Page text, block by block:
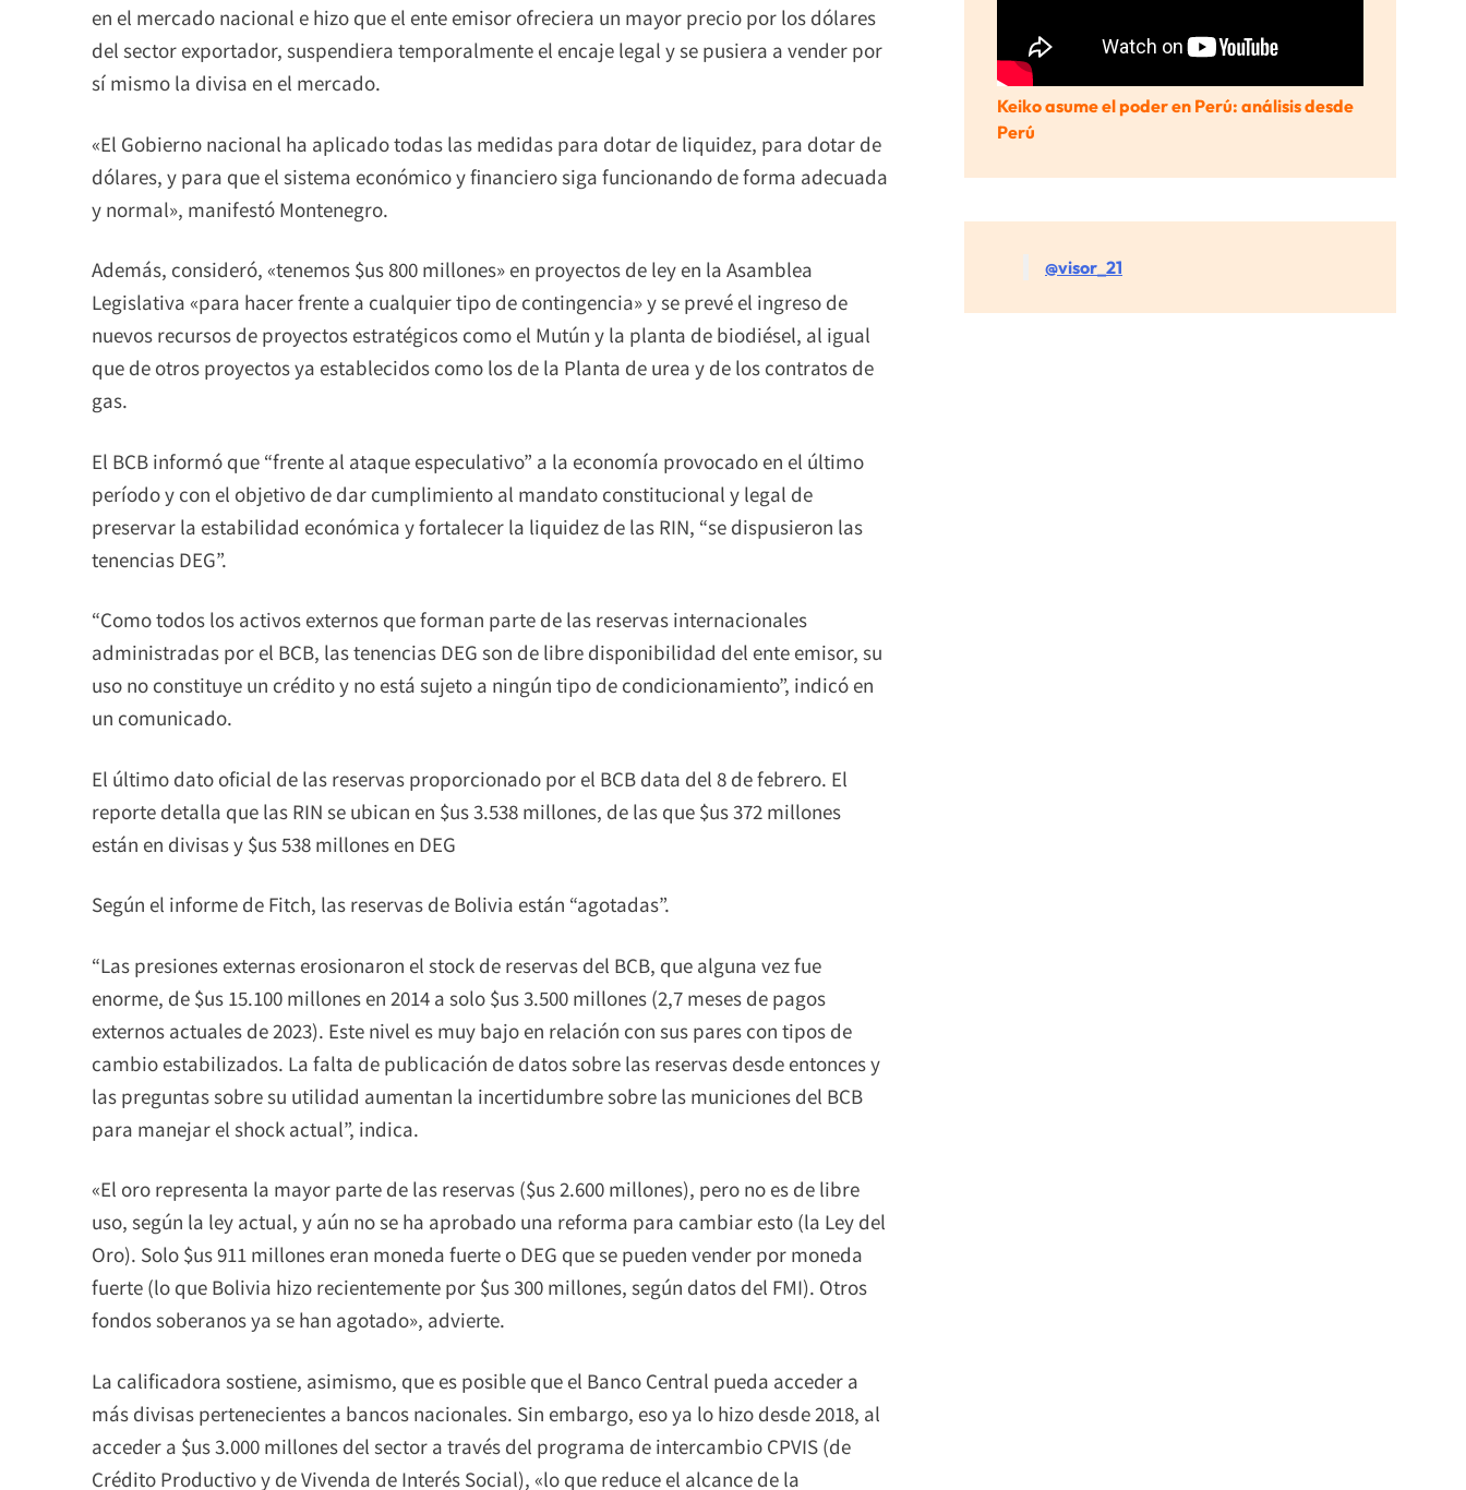
en el mercado nacional e hizo que el ente emisor ofreciera un mayor precio por los dólares
del sector exportador, suspendiera temporalmente el encaje legal y se pusiera a vender por
sí mismo la divisa en el mercado.
«El Gobierno nacional ha aplicado todas las medidas para dotar de liquidez, para dotar de
dólares, y para que el sistema económico y financiero siga funcionando de forma adecuada
y normal», manifestó Montenegro.
Además, consideró, «tenemos $us 800 millones» en proyectos de ley en la Asamblea
Legislativa «para hacer frente a cualquier tipo de contingencia» y se prevé el ingreso de
nuevos recursos de proyectos estratégicos como el Mutún y la planta de biodiésel, al igual
que de otros proyectos ya establecidos como los de la Planta de urea y de los contratos de
gas.
El BCB informó que “frente al ataque especulativo” a la economía provocado en el último
período y con el objetivo de dar cumplimiento al mandato constitucional y legal de
preservar la estabilidad económica y fortalecer la liquidez de las RIN, “se dispusieron las
tenencias DEG”.
“Como todos los activos externos que forman parte de las reservas internacionales
administradas por el BCB, las tenencias DEG son de libre disponibilidad del ente emisor, su
uso no constituye un crédito y no está sujeto a ningún tipo de condicionamiento”, indicó en
un comunicado.
El último dato oficial de las reservas proporcionado por el BCB data del 8 de febrero. El
reporte detalla que las RIN se ubican en $us 3.538 millones, de las que $us 372 millones
están en divisas y $us 538 millones en DEG
Según el informe de Fitch, las reservas de Bolivia están “agotadas”.
“Las presiones externas erosionaron el stock de reservas del BCB, que alguna vez fue
enorme, de $us 15.100 millones en 2014 a solo $us 3.500 millones (2,7 meses de pagos
externos actuales de 2023). Este nivel es muy bajo en relación con sus pares con tipos de
cambio estabilizados. La falta de publicación de datos sobre las reservas desde entonces y
las preguntas sobre su utilidad aumentan la incertidumbre sobre las municiones del BCB
para manejar el shock actual”, indica.
«El oro representa la mayor parte de las reservas ($us 2.600 millones), pero no es de libre
uso, según la ley actual, y aún no se ha aprobado una reforma para cambiar esto (la Ley del
Oro). Solo $us 911 millones eran moneda fuerte o DEG que se pueden vender por moneda
fuerte (lo que Bolivia hizo recientemente por $us 300 millones, según datos del FMI). Otros
fondos soberanos ya se han agotado», advierte.
La calificadora sostiene, asimismo, que es posible que el Banco Central pueda acceder a
más divisas pertenecientes a bancos nacionales. Sin embargo, eso ya lo hizo desde 2018, al
acceder a $us 3.000 millones del sector a través del programa de intercambio CPVIS (de
Crédito Productivo y de Vivenda de Interés Social), «lo que reduce el alcance de la
Keiko asume el poder en Perú: análisis desde
Perú
@visor_21